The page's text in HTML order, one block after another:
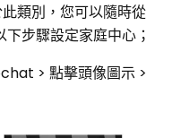
類別，您可以隨時從
步驟設定家庭中心；
>​​ 點擊頭像圖示 >